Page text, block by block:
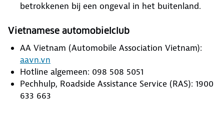
betrokkenen bij een ongeval in het buitenland.
Vietnamese automobielclub
AA Vietnam (Automobile Association Vietnam):
aavn.vn
Hotline algemeen: 098 508 5051
Pechhulp, Roadside Assistance Service (RAS): 1900
633 663